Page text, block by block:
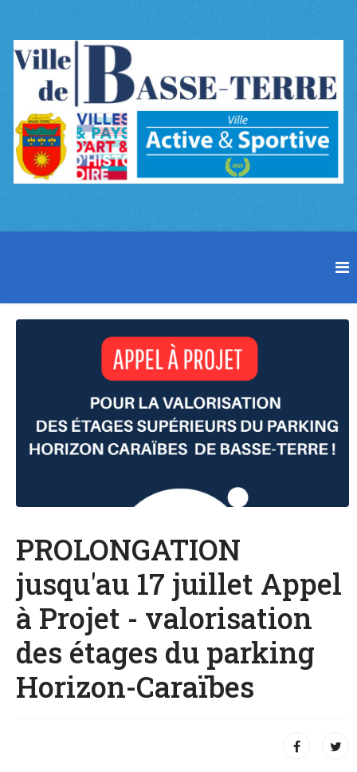
PROLONGATION
jusqu'au 17 juillet Appel
à Projet - valorisation
des étages du parking
Horizon-Caraïbes